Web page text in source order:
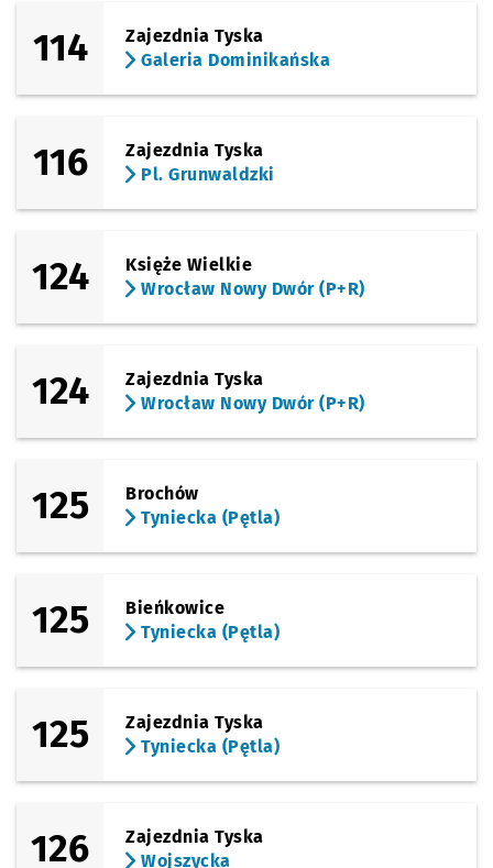
114
Zajezdnia Tyska
Galeria Dominikańska
116
Zajezdnia Tyska
Pl. Grunwaldzki
124
Księże Wielkie
Wrocław Nowy Dwór (P+R)
124
Zajezdnia Tyska
Wrocław Nowy Dwór (P+R)
125
Brochów
Tyniecka (Pętla)
125
Bieńkowice
Tyniecka (Pętla)
125
Zajezdnia Tyska
Tyniecka (Pętla)
126
Zajezdnia Tyska
Wojszycka